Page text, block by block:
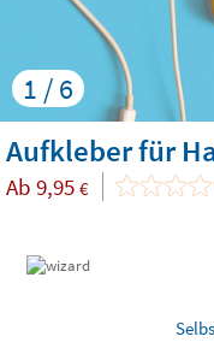
1 / 6
Aufkleber für
Ab 9,95 €